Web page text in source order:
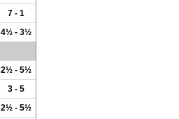
7 - 1
4½ - 3½
2½ - 5½
3 - 5
2½ - 5½